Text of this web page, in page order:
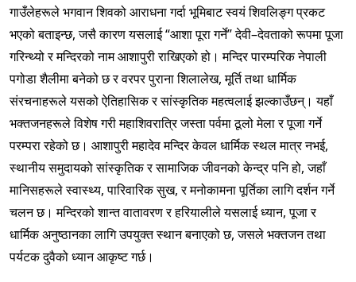
गाउँलेहरूले भगवान शिवको आराधना गर्दा भूमिबाट स्वयं शिवलिङ्ग प्रकट
भएको बताइन्छ, जसै कारण यसलाई “आशा पूरा गर्ने” देवी–देवताको रूपमा पूजा
गरिन्थ्यो र मन्दिरको नाम आशापुरी राखिएको हो। मन्दिर पारम्परिक नेपाली
पगोडा शैलीमा बनेको छ र वरपर पुराना शिलालेख, मूर्ति तथा धार्मिक
संरचनाहरूले यसको ऐतिहासिक र सांस्कृतिक महत्वलाई झल्काउँछन्। यहाँ
भक्तजनहरूले विशेष गरी महाशिवरात्रि जस्ता पर्वमा ठूलो मेला र पूजा गर्ने
परम्परा रहेको छ। आशापुरी महादेव मन्दिर केवल धार्मिक स्थल मात्र नभई,
स्थानीय समुदायको सांस्कृतिक र सामाजिक जीवनको केन्द्र पनि हो, जहाँ
मानिसहरूले स्वास्थ्य, पारिवारिक सुख, र मनोकामना पूर्तिका लागि दर्शन गर्ने
चलन छ। मन्दिरको शान्त वातावरण र हरियालीले यसलाई ध्यान, पूजा र
धार्मिक अनुष्ठानका लागि उपयुक्त स्थान बनाएको छ, जसले भक्तजन तथा
पर्यटक दुवैको ध्यान आकृष्ट गर्छ।